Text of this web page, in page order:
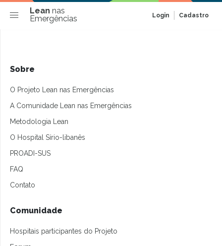
Lean nas
Emergências
Login Cadastro
Sobre
O Projeto Lean nas Emergências
A Comunidade Lean nas Emergências
Metodologia Lean
O Hospital Sírio-libanês
PROADI-SUS
FAQ
Contato
Comunidade
Hospitais participantes do Projeto